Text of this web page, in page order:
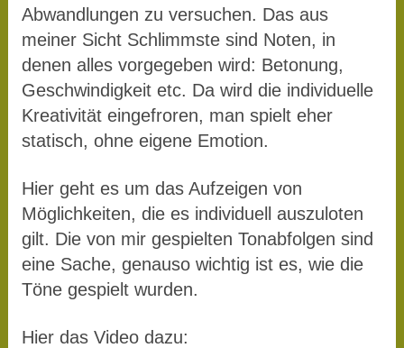
Abwandlungen zu versuchen. Das aus
meiner Sicht Schlimmste sind Noten, in
denen alles vorgegeben wird: Betonung,
Geschwindigkeit etc. Da wird die individuelle
Kreativität eingefroren, man spielt eher
statisch, ohne eigene Emotion.
Hier geht es um das Aufzeigen von
Möglichkeiten, die es individuell auszuloten
gilt. Die von mir gespielten Tonabfolgen sind
eine Sache, genauso wichtig ist es, wie die
Töne gespielt wurden.
Hier das Video dazu: